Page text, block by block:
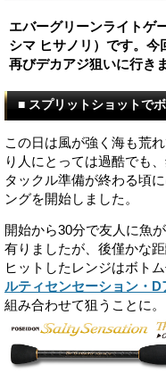
エバーグリーンライトゲ
シマ ヒサノリ）です。今
再びデカアジ狙いに行き
■ スプリットショットで
この日は風が強く海も荒
り人にとっては過酷でも
タックル準備が終わる頃
ングを開始しました。
開始から30分で友人に魚
有りましたが、後僅かな
ヒットしたレンジはボト
ルティセンセーション・D
組み合わせて狙うことに。